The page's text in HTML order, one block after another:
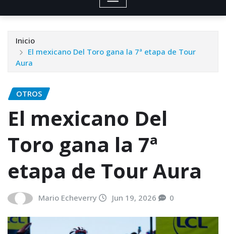
Inicio
El mexicano Del Toro gana la 7ª etapa de Tour
Aura
OTROS
El mexicano Del
Toro gana la 7ª
etapa de Tour Aura
Mario Echeverry Jun 19, 2026 0